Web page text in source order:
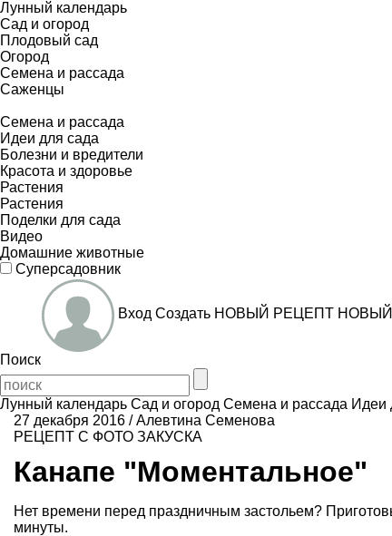
Лунный календарь
Сад и огород
Плодовый сад
Огород
Семена и рассада
Саженцы
Семена и рассада
Идеи для сада
Болезни и вредители
Красота и здоровье
Растения
Растения
Поделки для сада
Видео
Домашние животные
Суперсадовник
Вход Создать НОВЫЙ РЕЦЕПТ
Поиск
Лунный календарь Сад и огород Семена и рассада Идеи
27 декабря 2016 /Алевтина Семенова
РЕЦЕПТ С ФОТО ЗАКУСКА
Канапе "Моментальное"
Нет времени перед праздничным застольем?
минуты.